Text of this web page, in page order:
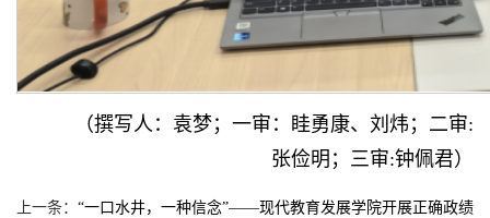
（撰写人：袁梦；一审：眭勇康、刘炜；二审:
张俭明；三审:钟佩君）
上一条： “一口水井，一种信念”——现代教育发展学院开展正确政绩